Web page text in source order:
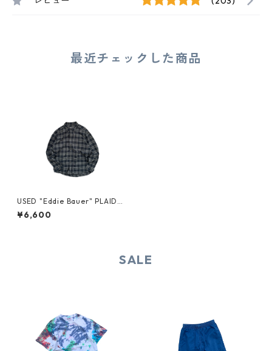
最近チェックした商品
USED "Eddie Bauer" PLAID B
D SHIRT
¥6,600
SALE